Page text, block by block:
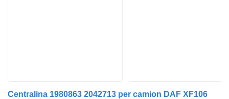
Centralina 1980863 2042713 per camion DAF XF106